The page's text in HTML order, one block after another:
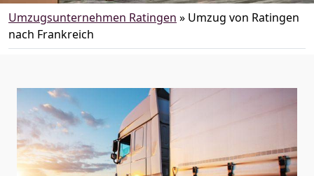
Umzugsunternehmen Ratingen » Umzug von Ratingen
nach Frankreich